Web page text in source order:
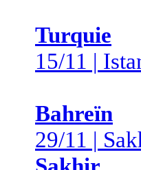
Turquie
15/11 |
Bahreïn
29/11 |